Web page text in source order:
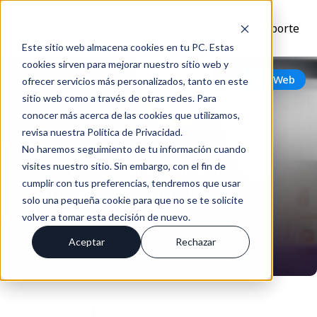
Este sitio web almacena cookies en tu PC. Estas
cookies sirven para mejorar nuestro sitio web y
ofrecer servicios más personalizados, tanto en este
sitio web como a través de otras redes. Para
conocer más acerca de las cookies que utilizamos,
revisa nuestra Política de Privacidad.
No haremos seguimiento de tu información cuando
visites nuestro sitio. Sin embargo, con el fin de
cumplir con tus preferencias, tendremos que usar
solo una pequeña cookie para que no se te solicite
volver a tomar esta decisión de nuevo.
Aceptar Rechazar
Soporte
Volver Sitio Web
De Página a Ganancias:
Secretos para Convertir Tu
Sitio Web en un Hub de
Ventas
Jun 13, 2024